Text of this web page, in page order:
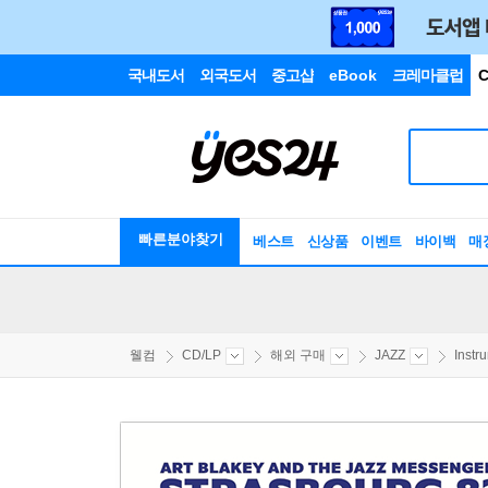
국내도서 외국도서 중고샵 eBook 크레마클럽
빠른분야찾기 베스트 신상품 이벤트 바이백 매
웰컴 CD/LP 해외 구매 JAZZ